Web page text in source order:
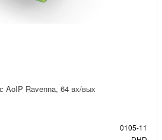
AoIP Ravenna, 64 вх/вых
0105-11